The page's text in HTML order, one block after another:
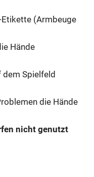
(Armbeuge
Hände
dem Spielfeld
die Hände
nicht genutzt